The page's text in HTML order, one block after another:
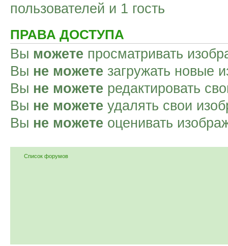
пользователей и 1 гость
ПРАВА ДОСТУПА
Вы можете просматривать
Вы не можете загружать новые
Вы не можете редактировать
Вы не можете удалять свои
Вы не можете оценивать
Список форумов